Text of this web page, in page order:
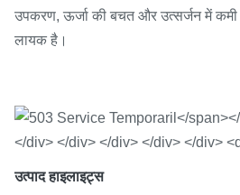
उपकरण, ऊर्जा की बचत और उत्सर्जन में
लायक है।
उत्पाद हाइलाइट्स